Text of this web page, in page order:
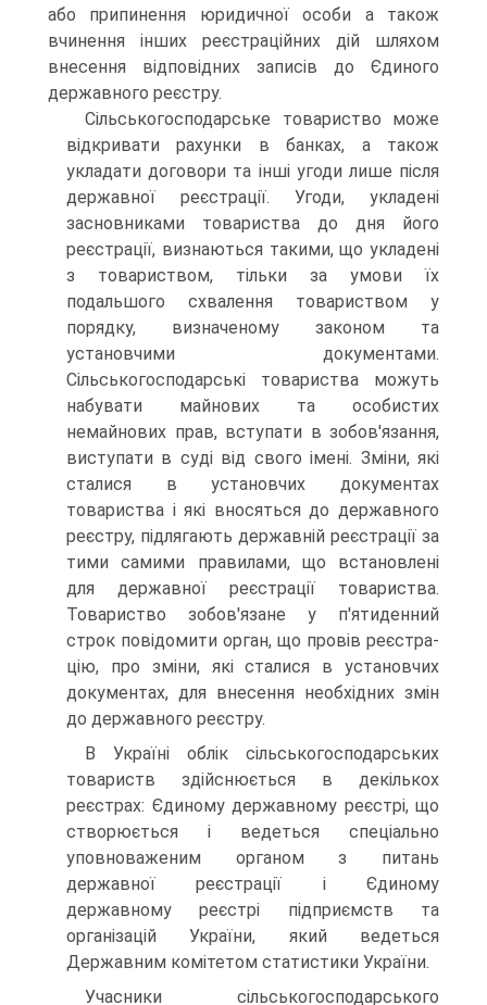
або припинення юридичної особи а та­кож
вчинення інших реєстраційних дій шляхом
внесення відповідних записів до Єдиного
державного реєстру.
Сільськогосподарське товариство може
відкривати рахунки в банках, а також
укладати договори та інші угоди лише після
держав­ної реєстрації. Угоди, укладені
засновниками товариства до дня його
реєстрації, визнаються такими, що укладені
з товариством, тільки за умови їх
подальшого схвалення товариством у
порядку, визначеному законом та
установчими документами.
Сільськогосподарські товарис­тва можуть
набувати майнових та особистих
немайнових прав, всту­пати в зобов'язання,
виступати в суді від свого імені. Зміни, які
стали­ся в установчих документах
товариства і які вносяться до державного
реєстру, підлягають державній реєстрації за
тими самими правилами, що встановлені
для державної реєстрації товариства.
Товариство зо­бов'язане у п'ятиденний
строк повідомити орган, що провів реєстра­
цію, про зміни, які сталися в установчих
документах, для внесення необхідних змін
до державного реєстру.
В Україні облік сільськогосподарських
товариств здійснюється в декількох
реєстрах: Єдиному державному реєстрі, що
створюється і ведеться спеціально
уповноваженим органом з питань
державної ре­єстрації і Єдиному
державному реєстрі підприємств та
організацій України, який ведеться
Державним комітетом статистики України.
Учасники сільськогосподарського